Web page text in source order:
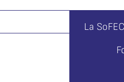
La SoFEC